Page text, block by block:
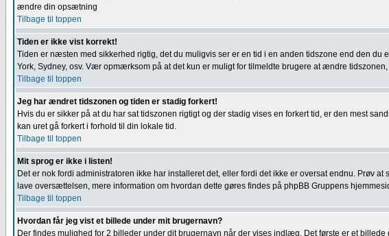
ændre din opsætning
Tilbage til toppen
Tiden er ikke vist korrekt!
Tiden er næsten med sikkerhed rigtig, det du muligvis ser er en tid i en anden tidszone end den
York, Sydney, osv. Vær opmærksom på at det kun er muligt for tilmeldte brugere at ændre
Tilbage til toppen
Jeg har ændret tidszonen og tiden er stadig forkert!
Hvis du er sikker på at du har sat tidszonen rigtigt og der stadig vises en forkert tid, er den mest
kan uret gå forkert i forhold til din lokale tid.
Tilbage til toppen
Mit sprog er ikke i listen!
Det er nok fordi administratoren ikke har installeret det, eller fordi det ikke er oversat endnu. Prøv
lave oversættelsen, mere information om hvordan dette gøres findes på phpBB Gruppens
Tilbage til toppen
Hvordan får jeg vist et billede under mit brugernavn?
Der findes mulighed for 2 billeder under dit brugernavn når der vises indlæg. Det første er et